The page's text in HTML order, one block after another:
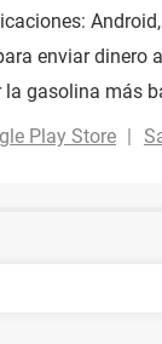
enviar dinero
gasolina más
Play Store